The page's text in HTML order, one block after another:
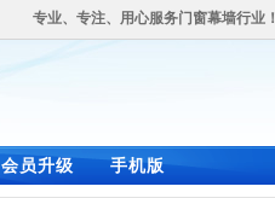
专业、专注、用心服务门窗幕墙行业！
会员升级 手机版